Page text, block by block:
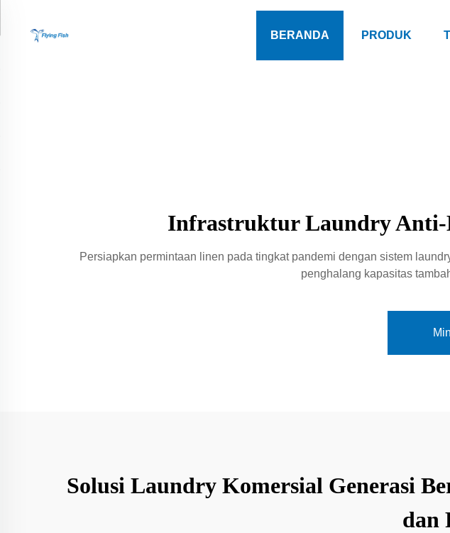
BERANDA PRODUK
Infrastruktur Laundry Anti-
Persiapkan permintaan linen pada tingkat pandemi dengan sistem
penghalang kapasitas
Solusi Laundry Komersial Generasi
dan